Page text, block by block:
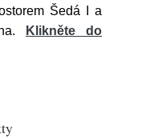
Šedá I a
Klikněte do